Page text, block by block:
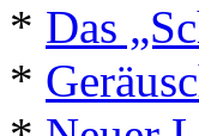
* Das
*